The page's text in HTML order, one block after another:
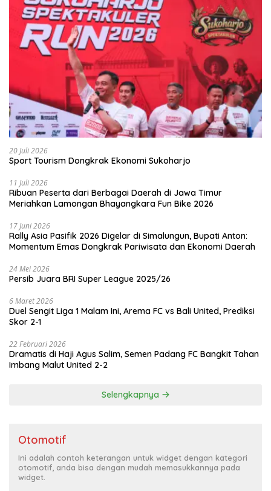
20 Juli 2026
Sport Tourism Dongkrak Ekonomi Sukoharjo
11 Juli 2026
Ribuan Peserta dari Berbagai Daerah di Jawa Timur
Meriahkan Lamongan Bhayangkara Fun Bike 2026
17 Juni 2026
Rally Asia Pasifik 2026 Digelar di Simalungun, Bupati Anton:
Momentum Emas Dongkrak Pariwisata dan Ekonomi Daerah
24 Mei 2026
Persib Juara BRI Super League 2025/26
6 Maret 2026
Duel Sengit Liga 1 Malam Ini, Arema FC vs Bali United, Prediksi
Skor 2-1
22 Februari 2026
Dramatis di Haji Agus Salim, Semen Padang FC Bangkit Tahan
Imbang Malut United 2-2
Selengkapnya
Otomotif
Ini adalah contoh keterangan untuk widget dengan kategori
otomotif, anda bisa dengan mudah memasukkannya pada
widget.